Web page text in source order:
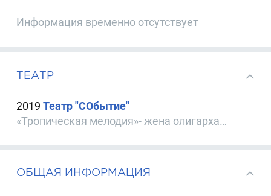
Информация временно отсутствует
ТЕАТР
2019Театр "СОбытие"
«Тропическая мелодия»- жена олигарха…
ОБЩАЯ ИНФОРМАЦИЯ